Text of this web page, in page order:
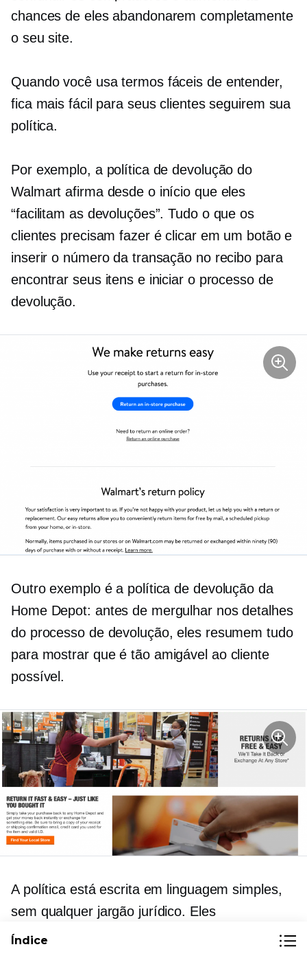
chances de eles abandonarem completamente
o seu site.
Quando você usa termos fáceis de entender,
fica mais fácil para seus clientes seguirem sua
política.
Por exemplo, a política de devolução do
Walmart afirma desde o início que eles
“facilitam as devoluções”. Tudo o que os
clientes precisam fazer é clicar em um botão e
inserir o número da transação no recibo para
encontrar seus itens e iniciar o processo de
devolução.
Outro exemplo é a política de devolução da
Home Depot: antes de mergulhar nos detalhes
do processo de devolução, eles resumem tudo
para mostrar que é tão amigável ao cliente
possível.
A política está escrita em linguagem simples,
sem qualquer jargão jurídico. Eles
simplesmente afirmam que “as devoluções são
Índice